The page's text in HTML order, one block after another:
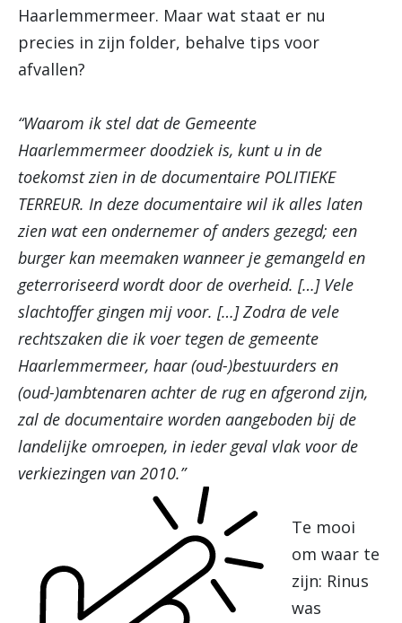
Haarlemmermeer. Maar wat staat er nu
precies in zijn folder, behalve tips voor
afvallen?
“Waarom ik stel dat de Gemeente
Haarlemmermeer doodziek is, kunt u in de
toekomst zien in de documentaire POLITIEKE
TERREUR. In deze documentaire wil ik alles laten
zien wat een ondernemer of anders gezegd; een
burger kan meemaken wanneer je gemangeld en
geterroriseerd wordt door de overheid. […] Vele
slachtoffer gingen mij voor. […] Zodra de vele
rechtszaken die ik voer tegen de gemeente
Haarlemmermeer, haar (oud-)bestuurders en
(oud-)ambtenaren achter de rug en afgerond zijn,
zal de documentaire worden aangeboden bij de
landelijke omroepen, in ieder geval vlak voor de
verkiezingen van 2010.”
Te mooi
om waar te
zijn: Rinus
was